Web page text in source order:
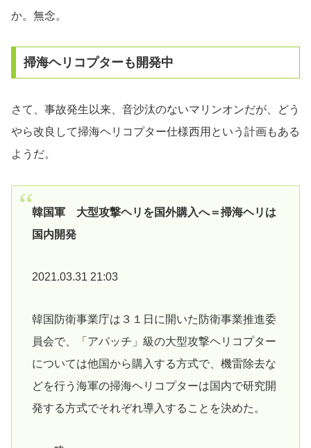
か。無念。
掃海ヘリコプターも開発中
さて、事故発生以来、音沙汰のないマリンオンだが、どう
やら改良して掃海ヘリコプター仕様西用という計画もある
ようだ。
韓国軍 大型攻撃ヘリを国外購入へ＝掃海ヘリは
国内開発
2021.03.31 21:03
韓国防衛事業庁は３１日に開いた防衛事業推進委
員会で、「アパッチ」級の大型攻撃ヘリコプター
については他国から購入する方式で、機雷除去な
どを行う海軍の掃海ヘリコプターは国内で研究開
発する方式でそれぞれ導入することを決めた。